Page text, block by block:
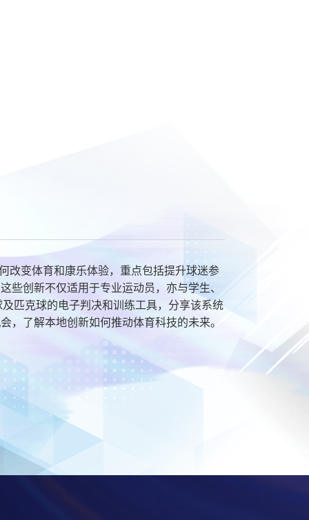
改变体育和康乐体验，重点包括提升球迷参
些创新不仅适用于专业运动员，亦与学生、
匹克球的电子判决和训练工具，分享该系统
，了解本地创新如何推动体育科技的未来。